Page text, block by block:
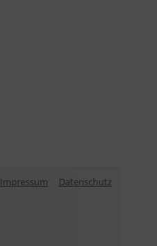
Impressum Datenschutz